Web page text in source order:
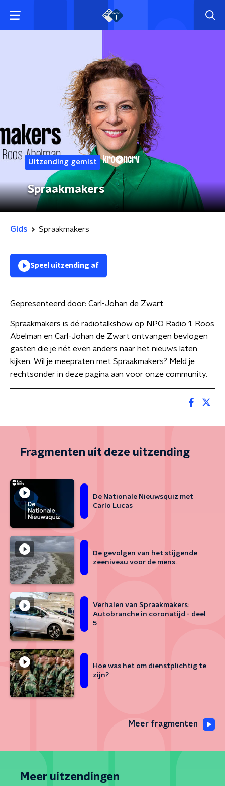
Uitzending gemist
Spraakmakers
Gids Spraakmakers
Speel uitzending af
Gepresenteerd door: Carl-Johan de Zwart
Spraakmakers is dé radiotalkshow op NPO Radio 1. Roos
Abelman en Carl-Johan de Zwart ontvangen bevlogen
gasten die je nét even anders naar het nieuws laten
kijken. Wil je meepraten met Spraakmakers? Meld je
rechtsonder in deze pagina aan voor onze community.
Fragmenten uit deze uitzending
De Nationale Nieuwsquiz met
Carlo Lucas
De gevolgen van het stijgende
zeeniveau voor de mens.
Verhalen van Spraakmakers:
Autobranche in coronatijd - deel
5
Hoe was het om dienstplichtig te
zijn?
Meer fragmenten
Meer uitzendingen